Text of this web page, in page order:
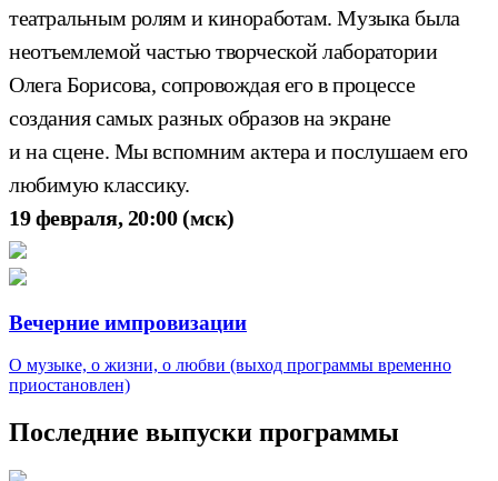
театральным ролям и киноработам. Музыка была
неотъемлемой частью творческой лаборатории
Олега Борисова, сопровождая его в процессе
создания самых разных образов на экране
и на сцене. Мы вспомним актера и послушаем его
любимую классику.
19 февраля, 20:00 (мск)
Вечерние импровизации
О музыке, о жизни, о любви (выход программы временно
приостановлен)
Последние выпуски программы